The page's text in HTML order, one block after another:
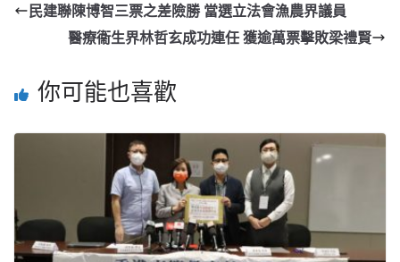
民建聯陳博智三票之差險勝 當選立法會漁農界議員
醫療衞生界林哲玄成功連任 獲逾萬票擊敗梁禮賢
你可能也喜歡